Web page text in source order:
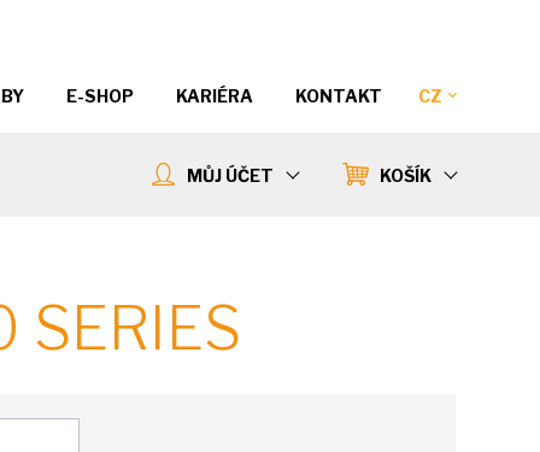
CZ
E-SHOP KARIÉRA KONTAKT
KOŠÍK
MŮJ ÚČET
SERIES